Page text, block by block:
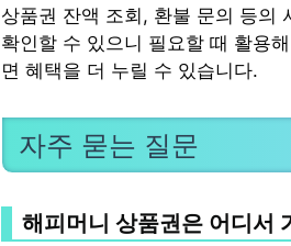
상품권 잔액 조회, 환불 문의 등의
확인할 수 있으니 필요할 때 활용
면 혜택을 더 누릴 수 있습니다.
자주 묻는 질문
해피머니 상품권은 어디서